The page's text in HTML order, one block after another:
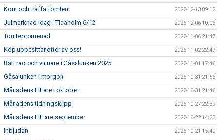
Kom och träffa Tomten! 2025-12-13 09:12
Julmarknad idag i Tidaholm 6/12 2025-12-06 10:03
Tomtepromenad 2025-11-06 21:47
Köp uppesittarlotter av oss! 2025-11-02 22:47
Rätt rad och vinnare i Gåsalunken 2025 2025-11-01 17:46
Gåsalunken i morgon 2025-10-31 21:53
Månadens FIFare i oktober 2025-10-31 21:46
Månadens tidningsklipp 2025-10-27 22:39
Månadens FIF:are september 2025-10-22 14:23
Inbjudan 2025-10-21 15:40